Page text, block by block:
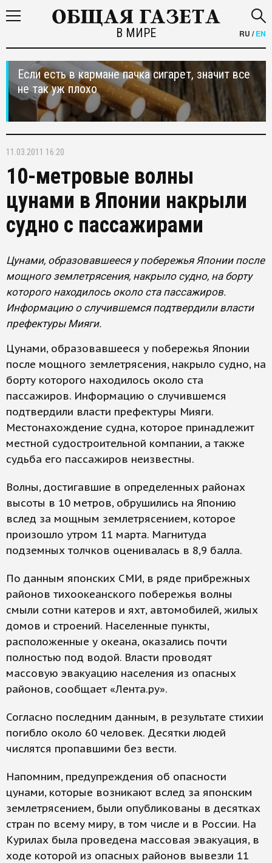
В МИРЕ RU /EN
Если есть в кармане пачка сигарет, значит все
не так уж плохо
11.03.2011 16:20
10-метровые волны
цунами в Японии накрыли
судно с пассажирами
Цунами, образовавшееся у побережья Японии после
мощного землетрясения, накрыло судно, на борту
которого находилось около ста пассажиров.
Информацию о случившемся подтвердили власти
префектуры Мияги.
Цунами, образовавшееся у побережья Японии
после мощного землетрясения, накрыло судно, на
борту которого находилось около ста
пассажиров. Информацию о случившемся
подтвердили власти префектуры Мияги.
Местонахождение судна, которое принадлежит
местной судостроительной компании, а также
судьба его пассажиров неизвестны.
Волны, достигавшие в определенных районах
высоты в 10 метров, обрушились на Японию
вслед за мощным землетрясением, которое
произошло утром 11 марта. Магнитуда
подземных толчков оценивалась в 8,9 балла.
По данным японских СМИ, в ряде прибрежных
районов тихоокеанского побережья волны
смыли сотни катеров и яхт, автомобилей, жилых
домов и строений. Населенные пункты,
расположенные у океана, оказались почти
полностью под водой. Власти проводят
массовую эвакуацию населения из опасных
районов, сообщает «Лента.ру».
Согласно последним данным, в результате стихии
погибло около 60 человек. Десятки людей
числятся пропавшими без вести.
Напомним, предупреждения об опасности
цунами, которые возникают вслед за японским
землетрясением, были опубликованы в десятках
стран по всему миру, в том числе и в России. На
Курилах была проведена массовая эвакуация, в
ходе которой из опасных районов вывезли 11